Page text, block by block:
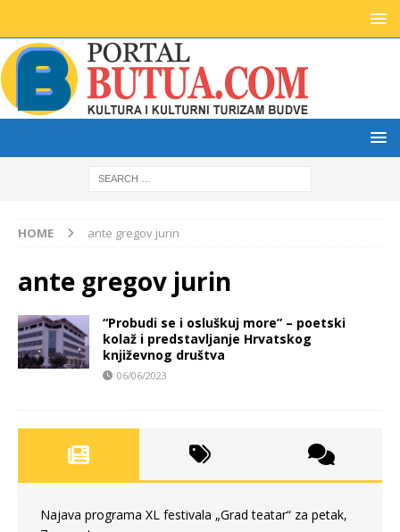
HOME ante gregov jurin
ante gregov jurin
“Probudi se i osluškuj more” – poetski
kolaž i predstavljanje Hrvatskog
književnog društva
06/06/2023
Najava programa XL festivala „Grad teatar“ za petak,